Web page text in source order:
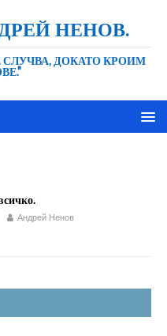
НЕНОВ.
СЛУЧВА, ДОКАТО КРОИМ
Андрей Ненов